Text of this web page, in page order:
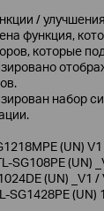
/
функция,
которые
набор
(UN)
SG108PE (UN)
(UN) _V1
SG1428PE (UN)